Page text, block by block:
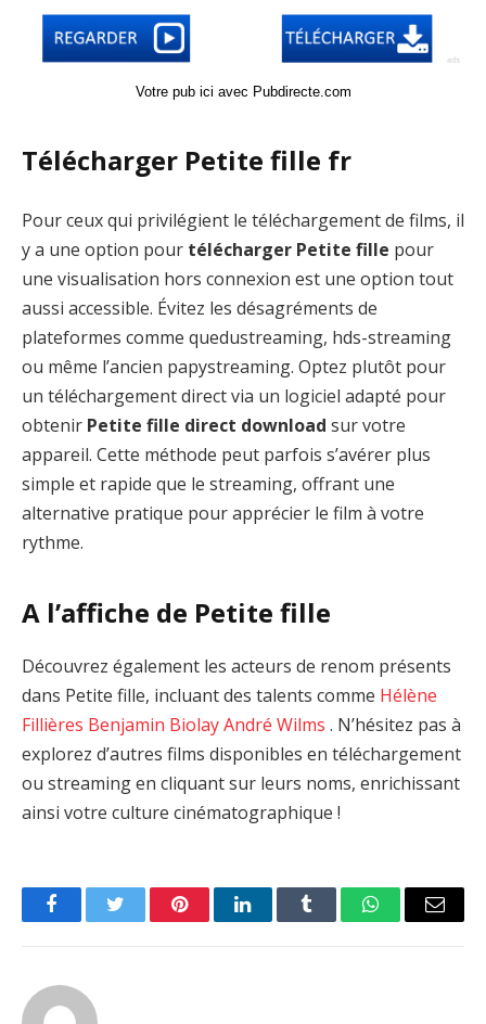
Votre pub ici avec Pubdirecte.com
Télécharger Petite fille fr
Pour ceux qui privilégient le téléchargement de films, il
y a une option pour télécharger Petite fille pour
une visualisation hors connexion est une option tout
aussi accessible. Évitez les désagréments de
plateformes comme quedustreaming, hds-streaming
ou même l’ancien papystreaming. Optez plutôt pour
un téléchargement direct via un logiciel adapté pour
obtenir Petite fille direct download sur votre
appareil. Cette méthode peut parfois s’avérer plus
simple et rapide que le streaming, offrant une
alternative pratique pour apprécier le film à votre
rythme.
A l’affiche de Petite fille
Découvrez également les acteurs de renom présents
dans Petite fille, incluant des talents comme Hélène
Fillières Benjamin BiolayAndré Wilms . N’hésitez pas à
explorez d’autres films disponibles en téléchargement
ou streaming en cliquant sur leurs noms, enrichissant
ainsi votre culture cinématographique !
FacebookTwitter PinterestLinkedInTumblr WhatsAppEmail